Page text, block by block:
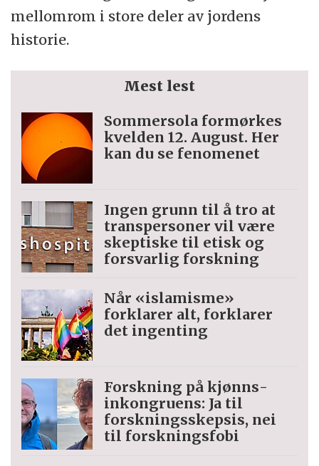
mellomrom i store deler av jordens
historie.
Mest lest
Sommersola formørkes
kvelden 12. August. Her
kan du se fenomenet
Ingen grunn til å tro at
trans­personer vil være
skeptiske til etisk og
forsvarlig forskning
Når «islamisme»
forklarer alt, forklarer
det ingenting
Forskning på kjønns­
inkongruens: Ja til
forskningsskepsis, nei
til forskningsfobi